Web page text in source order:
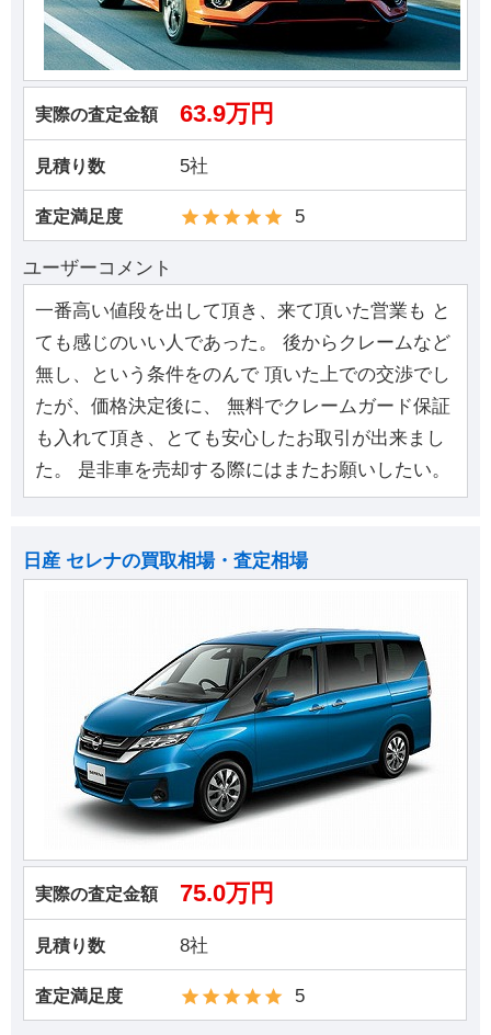
実際の査定金額 63.9万円
見積り数 5社
査定満足度 5
ユーザーコメント
一番高い値段を出して頂き、来て頂いた営業も と
ても感じのいい人であった。 後からクレームなど
無し、という条件をのんで 頂いた上での交渉でし
たが、価格決定後に、 無料でクレームガード保証
も入れて頂き、とても安心したお取引が出来まし
た。 是非車を売却する際にはまたお願いしたい。
日産 セレナの買取相場・査定相場
実際の査定金額 75.0万円
見積り数 8社
査定満足度 5